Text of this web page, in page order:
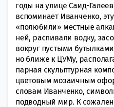
годы на улице Саид-
вспоминает Иванченко,
«полюбили» местные
ней, распивали водку,
вокруг пустыми
но ближе к ЦУМу,
парная скульптурная
цветовым мозаичным
словам Иванченко,
подводный мир. К